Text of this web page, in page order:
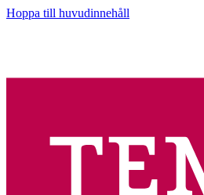
Hoppa till huvudinnehåll